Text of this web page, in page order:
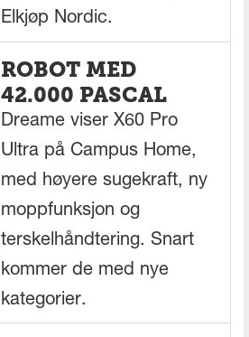
Elkjøp Nordic.
ROBOT MED
42.000 PASCAL
Dreame viser X60 Pro
Ultra på Campus Home,
med høyere sugekraft, ny
moppfunksjon og
terskelhåndtering. Snart
kommer de med nye
kategorier.